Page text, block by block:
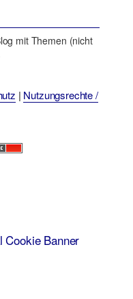
mit Themen (nicht
| Nutzungsrechte /
Cookie Banner